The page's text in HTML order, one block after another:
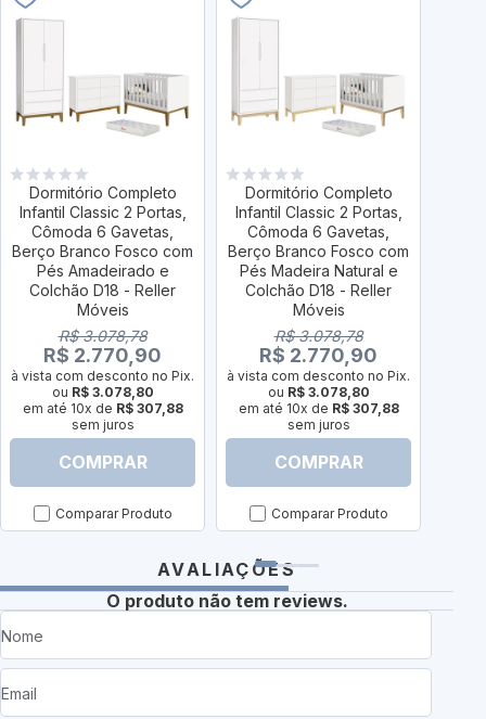
Dormitório Completo
Infantil Classic 2 Portas,
Cômoda 6 Gavetas,
Berço Branco Fosco com
Pés Amadeirado e
Colchão D18 - Reller
Móveis
R$ 3.078,78
R$ 2.770,90
à vista com desconto no Pix.
ou R$ 3.078,80
em até 10x de R$ 307,88
sem juros
COMPRAR
Comparar Produto
Dormitório Completo
Infantil Classic 2 Portas,
Cômoda 6 Gavetas,
Berço Branco Fosco com
Pés Madeira Natural e
Colchão D18 - Reller
Móveis
R$ 3.078,78
R$ 2.770,90
à vista com desconto no Pix.
ou R$ 3.078,80
em até 10x de R$ 307,88
sem juros
COMPRAR
Comparar Produto
AVALIAÇÕES
O produto não tem reviews.